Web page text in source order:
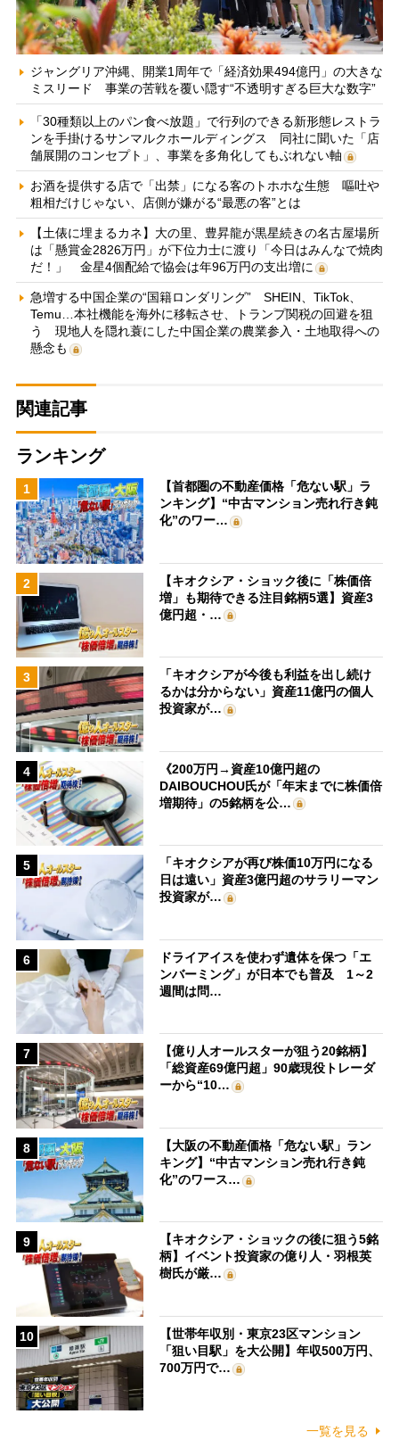
ジャングリア沖縄、開業1周年で「経済効果494億円」の大きな
ミスリード 事業の苦戦を覆い隠す“不透明すぎる巨大な数字”
「30種類以上のパン食べ放題」で行列のできる新形態レストラ
ンを手掛けるサンマルクホールディングス 同社に聞いた「店
舗展開のコンセプト」、事業を多角化してもぶれない軸
お酒を提供する店で「出禁」になる客のトホホな生態 嘔吐や
粗相だけじゃない、店側が嫌がる“最悪の客”とは
【土俵に埋まるカネ】大の里、豊昇龍が黒星続きの名古屋場所
は「懸賞金2826万円」が下位力士に渡り「今日はみんなで焼肉
だ！」 金星4個配給で協会は年96万円の支出増に
急増する中国企業の“国籍ロンダリング” SHEIN、TikTok、
Temu…本社機能を海外に移転させ、トランプ関税の回避を狙
う 現地人を隠れ蓑にした中国企業の農業参入・土地取得への
懸念も
関連記事
ランキング
1
【首都圏の不動産価格「危ない駅」ラ
ンキング】“中古マンション売れ行き鈍
化”のワー…
2
【キオクシア・ショック後に「株価倍
増」も期待できる注目銘柄5選】資産3
億円超・…
3
「キオクシアが今後も利益を出し続け
るかは分からない」資産11億円の個人
投資家が…
4
《200万円→資産10億円超の
DAIBOUCHOU氏が「年末までに株価倍
増期待」の5銘柄を公…
5
「キオクシアが再び株価10万円になる
日は遠い」資産3億円超のサラリーマン
投資家が…
6
ドライアイスを使わず遺体を保つ「エ
ンバーミング」が日本でも普及 1～2
週間は問…
7
【億り人オールスターが狙う20銘柄】
「総資産69億円超」90歳現役トレーダ
ーから“10…
8
【大阪の不動産価格「危ない駅」ラン
キング】“中古マンション売れ行き鈍
化”のワース…
9
【キオクシア・ショックの後に狙う5銘
柄】イベント投資家の億り人・羽根英
樹氏が厳…
10
【世帯年収別・東京23区マンション
「狙い目駅」を大公開】年収500万円、
700万円で…
一覧を見る